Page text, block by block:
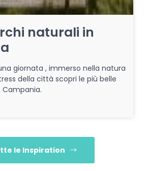
naturali in
giornata , immerso nella natura
della città scopri le più belle
Campania.
le Inspiration